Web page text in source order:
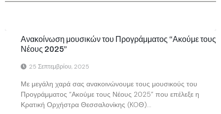
Ανακοίνωση μουσικών του Προγράμματος “Ακούμε τους
Νέους 2025”
25 Σεπτεμβρίου, 2025
Με μεγάλη χαρά σας ανακοινώνουμε τους μουσικούς του
Προγράμματος “Ακούμε τους Νέους 2025” που επέλεξε η
Κρατική Ορχήστρα Θεσσαλονίκης (KOΘ)...